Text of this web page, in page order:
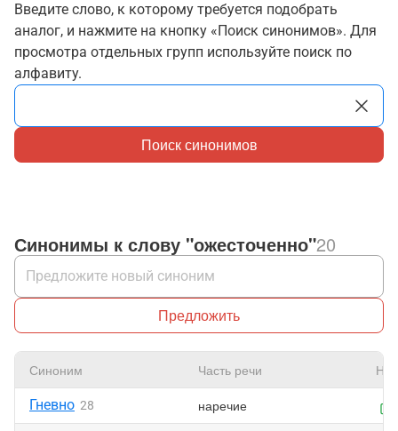
Введите слово, к которому требуется подобрать
аналог, и нажмите на кнопку «Поиск синонимов». Для
просмотра отдельных групп используйте поиск по
алфавиту.
Поиск синонимов
Синонимы к слову "ожесточенно"20
Предложить
Синоним Часть речи
Гневно 28 наречие